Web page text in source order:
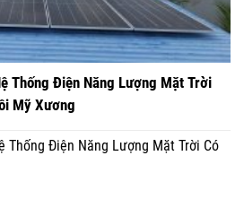
Thống Điện Năng Lượng Mặt Trời
Mỹ Xương
Thống Điện Năng Lượng Mặt Trời Có